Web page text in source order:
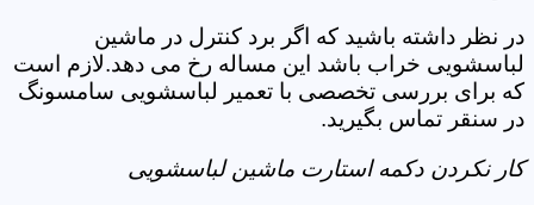
در نظر داشته باشید که اگر برد کنترل در ماشین
لباسشویی خراب باشد این مساله رخ می دهد.لازم است
که برای بررسی تخصصی با تعمیر لباسشویی سامسونگ
در سنقر تماس بگیرید.
کار نکردن دکمه استارت ماشین لباسشویی